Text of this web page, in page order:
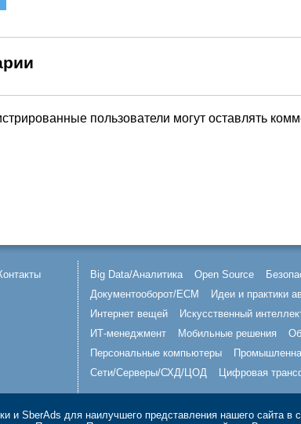
пользователи могут оставлять
Big Data/Аналитика Open Source
Документооборот/ECM
Идеи и практики
Интернет вещей
Искусственный
ИТ-менеджмент
Мобильные решения
Персональные компьютеры
Сети/Серверы/СХД/ЦОД
Цифровая
SberAds для наилучшего представления нашего сайта в